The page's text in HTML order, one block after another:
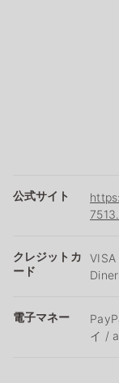
公式サイト
クレジットカ
ード
電子マネー
イ /